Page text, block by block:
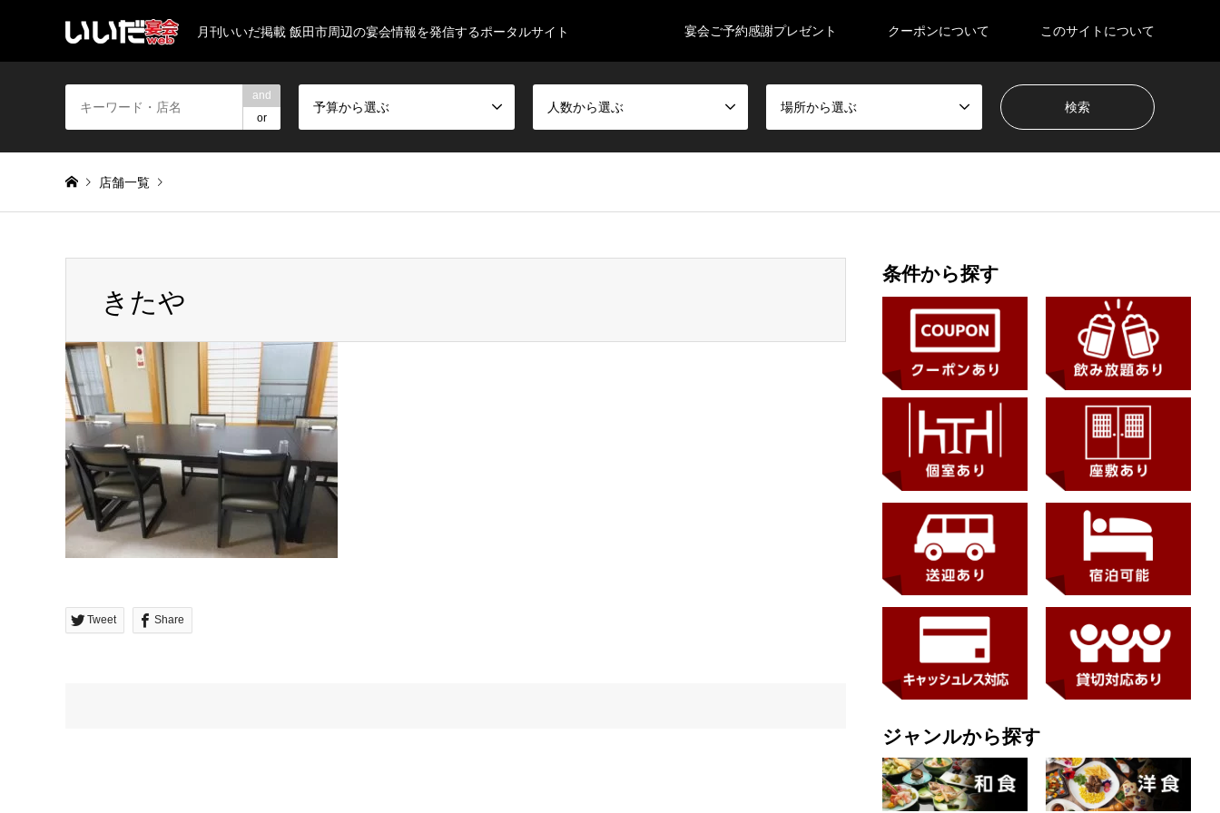
月刊いいだ掲載 飯田市周辺の宴会情報を発信するポータルサイト 宴会ご予約感謝プレゼント クーポンについて このサイトについて
and
or
予算から選ぶ 人数から選ぶ 場所から選ぶ
店舗一覧
きたや
Tweet Share
条件から探す
ジャンルから探す